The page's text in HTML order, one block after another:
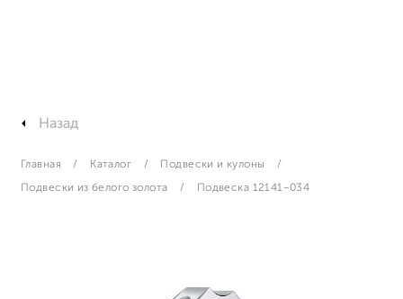
Назад
Главная Каталог Подвески и кулоны
Подвески из белого золота Подвеска 12141-034